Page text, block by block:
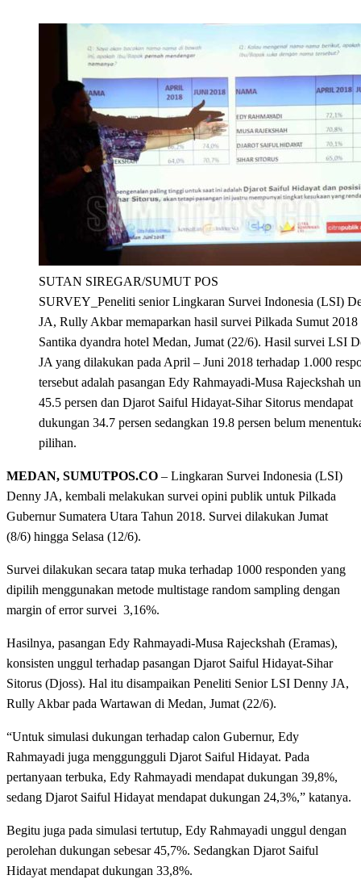
SUTAN SIREGAR/SUMUT POS
SURVEY_Peneliti senior Lingkaran Survei Indonesia (LSI)
JA, Rully Akbar memaparkan hasil survei Pilkada Sumut 2018
Santika dyandra hotel Medan, Jumat (22/6). Hasil survei LSI
JA yang dilakukan pada April – Juni 2018 terhadap 1.000
tersebut adalah pasangan Edy Rahmayadi-Musa Rajeckshah
45.5 persen dan Djarot Saiful Hidayat-Sihar Sitorus mendapat
dukungan 34.7 persen sedangkan 19.8 persen belum
pilihan.
MEDAN, SUMUTPOS.CO – Lingkaran Survei Indonesia (LSI)
Denny JA, kembali melakukan survei opini publik untuk Pilkada
Gubernur Sumatera Utara Tahun 2018. Survei dilakukan Jumat
(8/6) hingga Selasa (12/6).
Survei dilakukan secara tatap muka terhadap 1000 responden yang
dipilih menggunakan metode multistage random sampling dengan
margin of error survei 3,16%.
Hasilnya, pasangan Edy Rahmayadi-Musa Rajeckshah (Eramas),
konsisten unggul terhadap pasangan Djarot Saiful Hidayat-Sihar
Sitorus (Djoss). Hal itu disampaikan Peneliti Senior LSI Denny JA,
Rully Akbar pada Wartawan di Medan, Jumat (22/6).
“Untuk simulasi dukungan terhadap calon Gubernur, Edy
Rahmayadi juga menggungguli Djarot Saiful Hidayat. Pada
pertanyaan terbuka, Edy Rahmayadi mendapat dukungan 39,8%,
sedang Djarot Saiful Hidayat mendapat dukungan 24,3%,” katanya.
Begitu juga pada simulasi tertutup, Edy Rahmayadi unggul dengan
perolehan dukungan sebesar 45,7%. Sedangkan Djarot Saiful
Hidayat mendapat dukungan 33,8%.